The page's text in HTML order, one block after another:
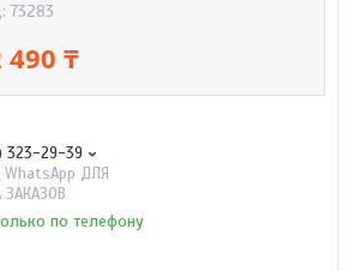
73283
490 ₸
323-29-39
ДЛЯ
ЗАКАЗОВ
по телефону